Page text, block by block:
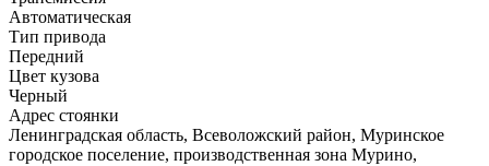
Автоматическая
Тип привода
Передний
Цвет кузова
Черный
Адрес стоянки
Ленинградская область, Всеволожский район, Муринское
городское поселение, производственная зона Мурино,